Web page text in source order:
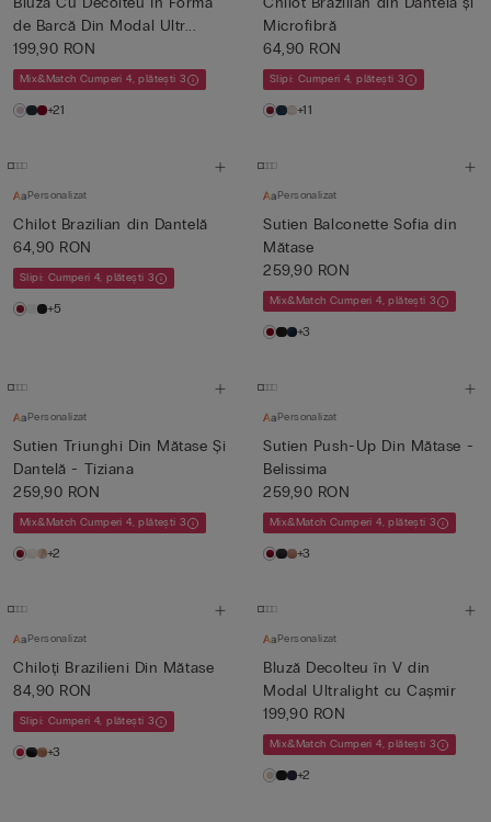
de Barcă Din Modal Ultr...
199,90 RON
Mix&Match Cumperi 4, plătești 3
+21
Microfibră
64,90 RON
Slipi: Cumperi 4, plătești 3
+11
Personalizat
Chilot Brazilian din Dantelă
64,90 RON
Slipi: Cumperi 4, plătești 3
+5
Personalizat
Sutien Balconette Sofia din
Mătase
259,90 RON
Mix&Match Cumperi 4, plătești 3
+3
Personalizat
Sutien Triunghi Din Mătase Și
Dantelă - Tiziana
259,90 RON
Mix&Match Cumperi 4, plătești 3
+2
Personalizat
Sutien Push-Up Din Mătase -
Belissima
259,90 RON
Mix&Match Cumperi 4, plătești 3
+3
Personalizat
Chiloți Brazilieni Din Mătase
84,90 RON
Slipi: Cumperi 4, plătești 3
+3
Personalizat
Bluză Decolteu în V din
Modal Ultralight cu Cașmir
199,90 RON
Mix&Match Cumperi 4, plătești 3
+2